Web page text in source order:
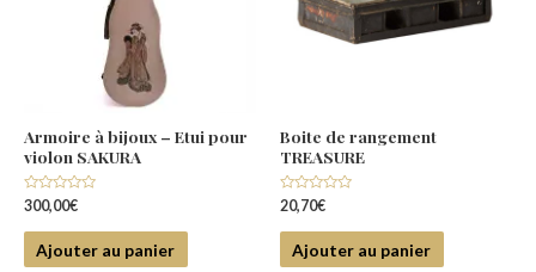
Armoire à bijoux – Etui pour
violon SAKURA
Note
0
sur
300,00€
Ajouter au panier
Boite de rangement
TREASURE
Note
0
sur
20,70€
Ajouter au panier